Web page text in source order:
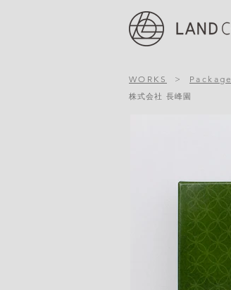
WORKS > Package
株式会社 長峰園